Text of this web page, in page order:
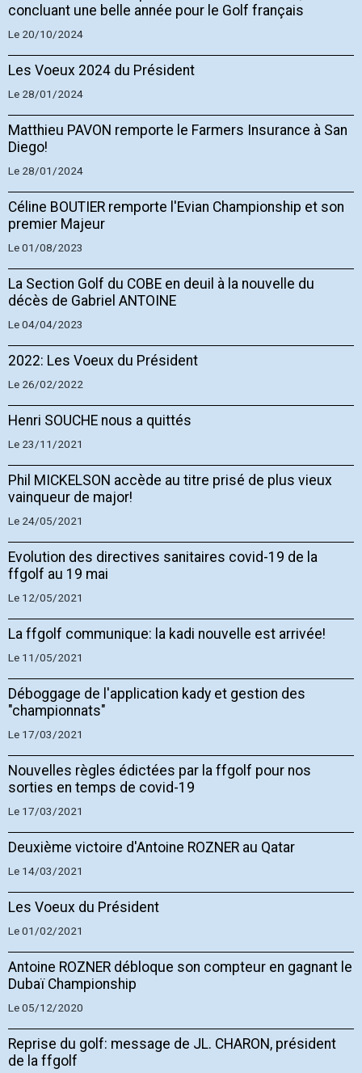
concluant une belle année pour le Golf français
Le 20/10/2024
Les Voeux 2024 du Président
Le 28/01/2024
Matthieu PAVON remporte le Farmers Insurance à San
Diego!
Le 28/01/2024
Céline BOUTIER remporte l'Evian Championship et son
premier Majeur
Le 01/08/2023
La Section Golf du COBE en deuil à la nouvelle du
décès de Gabriel ANTOINE
Le 04/04/2023
2022: Les Voeux du Président
Le 26/02/2022
Henri SOUCHE nous a quittés
Le 23/11/2021
Phil MICKELSON accède au titre prisé de plus vieux
vainqueur de major!
Le 24/05/2021
Evolution des directives sanitaires covid-19 de la
ffgolf au 19 mai
Le 12/05/2021
La ffgolf communique: la kadi nouvelle est arrivée!
Le 11/05/2021
Déboggage de l'application kady et gestion des
"championnats"
Le 17/03/2021
Nouvelles règles édictées par la ffgolf pour nos
sorties en temps de covid-19
Le 17/03/2021
Deuxième victoire d'Antoine ROZNER au Qatar
Le 14/03/2021
Les Voeux du Président
Le 01/02/2021
Antoine ROZNER débloque son compteur en gagnant le
Dubaï Championship
Le 05/12/2020
Reprise du golf: message de JL. CHARON, président
de la ffgolf